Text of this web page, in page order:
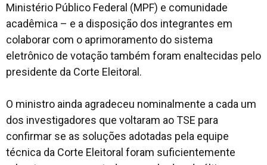
Ministério Público Federal (MPF) e comunidade
acadêmica – e a disposição dos integrantes em
colaborar com o aprimoramento do sistema
eletrônico de votação também foram enaltecidas pelo
presidente da Corte Eleitoral.
O ministro ainda agradeceu nominalmente a cada um
dos investigadores que voltaram ao TSE para
confirmar se as soluções adotadas pela equipe
técnica da Corte Eleitoral foram suficientemente